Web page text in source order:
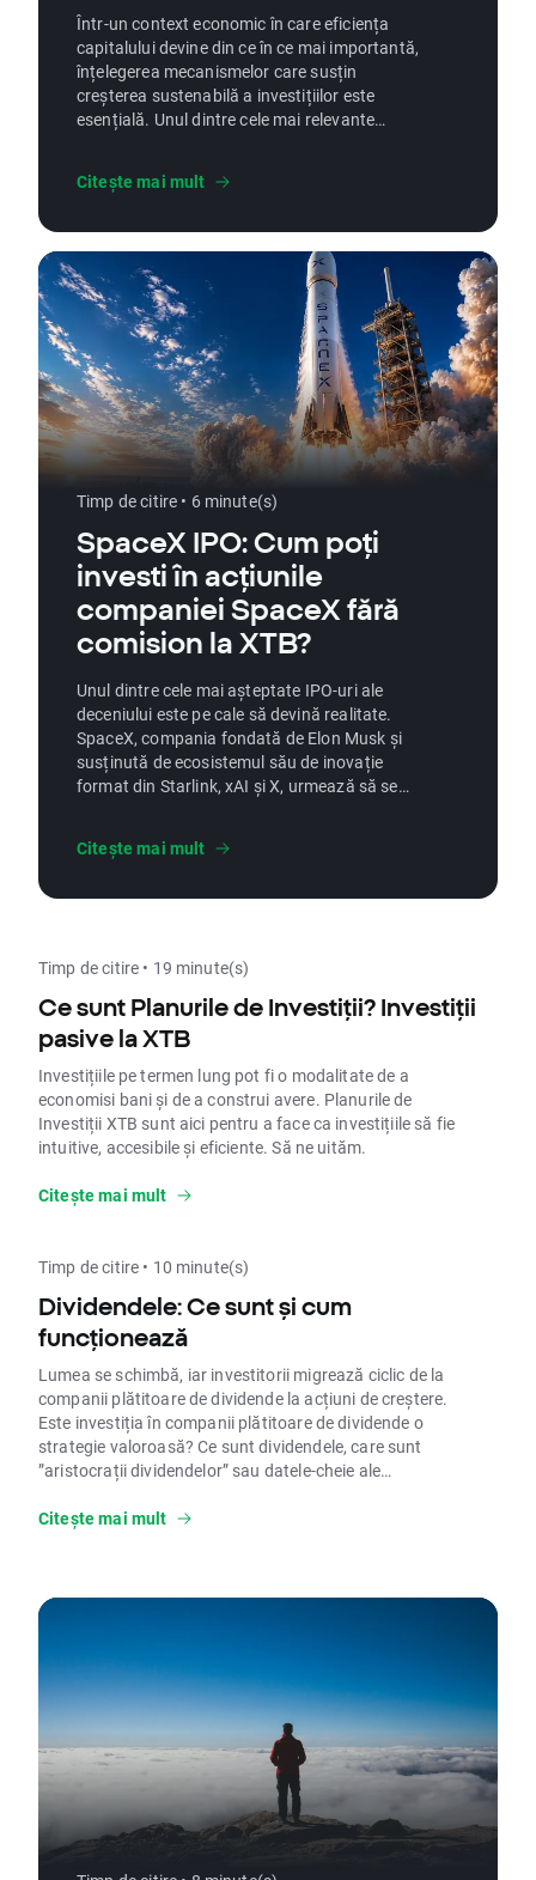
Într-un context economic în care eficiența
capitalului devine din ce în ce mai importantă,
înțelegerea mecanismelor care susțin
creșterea sustenabilă a investițiilor este
esențială. Unul dintre cele mai relevante
de a amplifica rezultatele financiare în timp.
bine structurată poate face diferența între o
evoluție moderată și una accelerată a
portofoliului, mai ales pe termen lung.
Citește mai mult
Timp de citire • 6 minute(s)
SpaceX IPO: Cum poți
investi în acțiunile
companiei SpaceX fără
comision la XTB?
Unul dintre cele mai așteptate IPO-uri ale
deceniului este pe cale să devină realitate.
SpaceX, compania fondată de Elon Musk și
susținută de ecosistemul său de inovație
format din Starlink, xAI și X, urmează să se
miliarde de dolari. La XTB, vei avea
din momentul debutului pe bursă. Află care
pentru investițiile în acțiuni și ETF-uri, pentru
un rulaj lunar până în 100 000 EUR.
Tranzacțiile efectuate după depășirea acestui
prag vor avea un comision de 0.2% (minim 10
EUR). Se poate aplica un cost de conversie
valutară de 0.5%.
Citește mai mult
Timp de citire • 19 minute(s)
Ce sunt Planurile de Investiții? Investiții
pasive la XTB
Investițiile pe termen lung pot fi o modalitate de a
economisi bani și de a construi avere. Planurile de
Investiții XTB sunt aici pentru a face ca investițiile să fie
intuitive, accesibile și eficiente. Să ne uităm.
Citește mai mult
Timp de citire • 10 minute(s)
Dividendele: Ce sunt și cum
funcționează
Lumea se schimbă, iar investitorii migrează ciclic de la
companii plătitoare de dividende la acțiuni de creștere.
Este investiția în companii plătitoare de dividende o
strategie valoroasă? Ce sunt dividendele, care sunt
”aristocrații dividendelor” sau datele-cheie ale
Citește mai mult